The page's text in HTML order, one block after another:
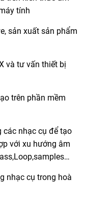
tính
sản xuất sản phẩm
và tư vấn thiết bị
trên phần mềm
các nhạc cụ để tạo
với xu hướng âm
nhạc cụ trong hoà